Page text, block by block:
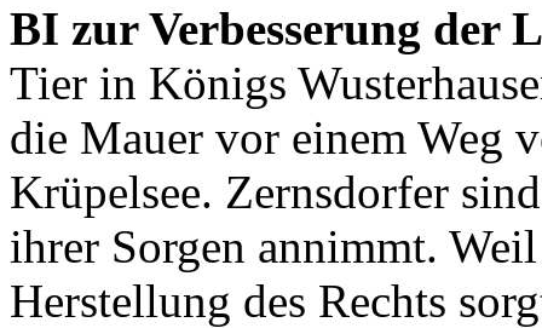
BI zur Verbesserung der
Tier in Königs
die Mauer vor einem Weg
Krüpelsee. Zernsdorfer
ihrer Sorgen annimmt.
Herstellung des Rechts